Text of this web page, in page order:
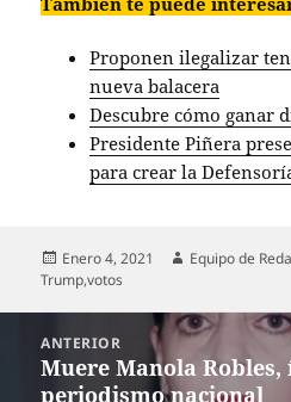
Proponen ilegalizar
nueva balacera
Descubre cómo ganar
Presidente Piñera
para crear la
Publicado
el
Enero 4, 2021 Autor
Equipo de
Trump,votos
entradas
ANTERIOR
Entrada
anterior:
Muere Manola Robles,
periodismo nacional